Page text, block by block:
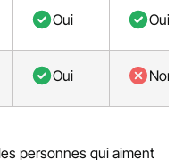
Oui Oui
Oui Non
personnes qui aiment